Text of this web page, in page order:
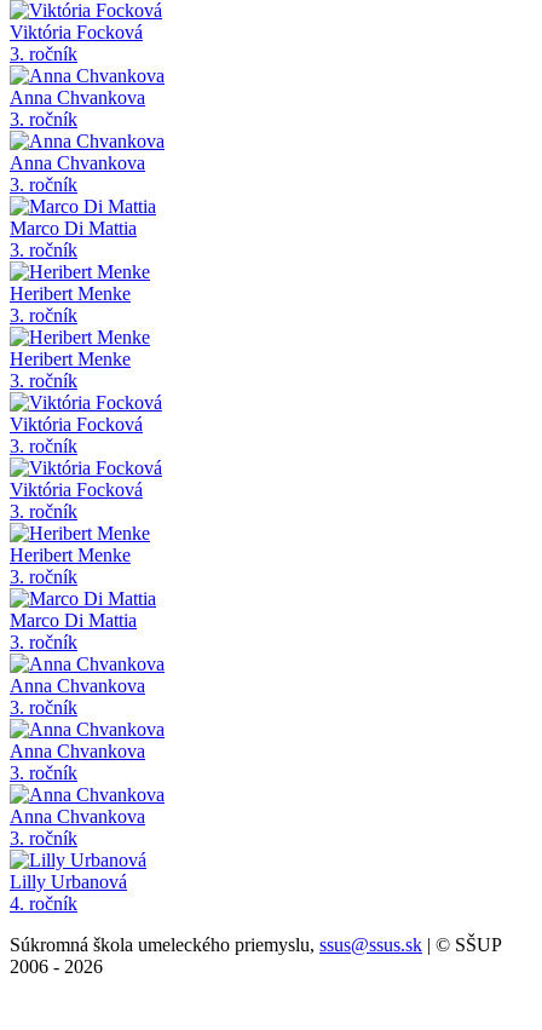
Viktória Focková
3. ročník
Anna Chvankova
3. ročník
Anna Chvankova
3. ročník
Marco Di Mattia
3. ročník
Heribert Menke
3. ročník
Heribert Menke
3. ročník
Viktória Focková
3. ročník
Viktória Focková
3. ročník
Heribert Menke
3. ročník
Marco Di Mattia
3. ročník
Anna Chvankova
3. ročník
Anna Chvankova
3. ročník
Anna Chvankova
3. ročník
Lilly Urbanová
4. ročník
Súkromná škola umeleckého priemyslu, ssus@ssus.sk | © SŠUP
2006 - 2026